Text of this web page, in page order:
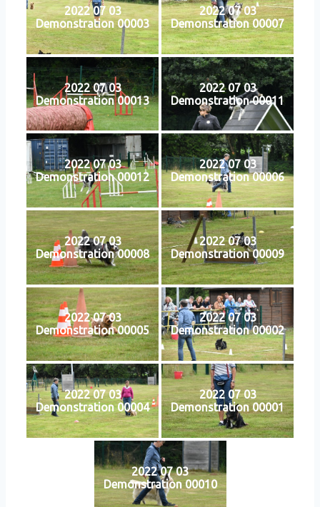
2022 07 03
Demonstration 00003
2022 07 03
Demonstration 00007
2022 07 03
Demonstration 00013
2022 07 03
Demonstration 00011
2022 07 03
Demonstration 00012
2022 07 03
Demonstration 00006
2022 07 03
Demonstration 00008
2022 07 03
Demonstration 00009
2022 07 03
Demonstration 00005
2022 07 03
Demonstration 00002
2022 07 03
Demonstration 00004
2022 07 03
Demonstration 00001
2022 07 03
Demonstration 00010